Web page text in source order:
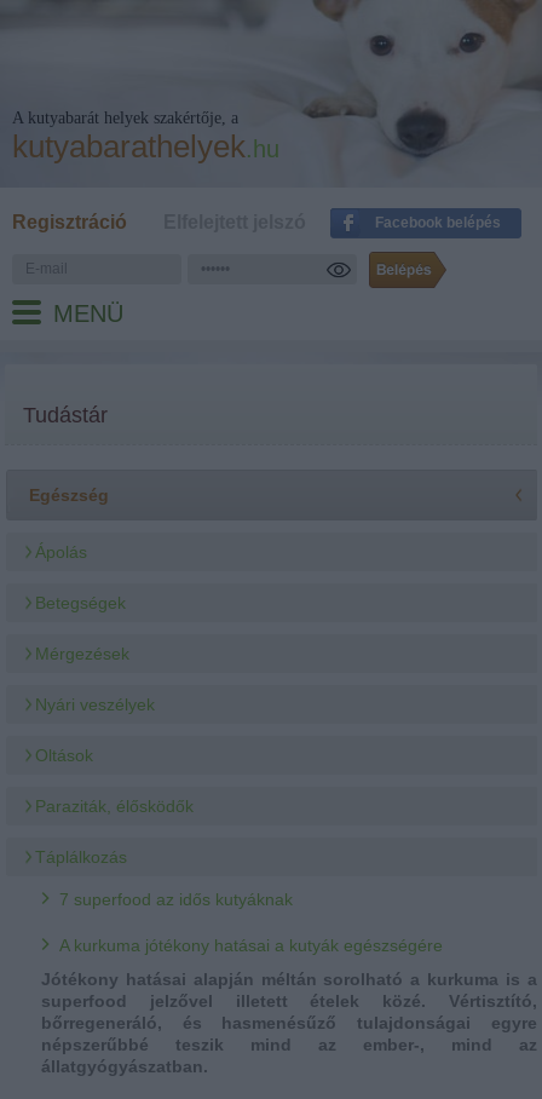
A kutyabarát helyek szakértője, a
kutyabarathelyek.hu
Regisztráció Facebook belépés
MENÜ
Tudástár
Egészség
Ápolás
Betegségek
Mérgezések
Nyári veszélyek
Oltások
Paraziták, élősködők
Táplálkozás
7 superfood az idős kutyáknak
A kurkuma jótékony hatásai a kutyák egészségére
Jótékony hatásai alapján méltán sorolható a kurkuma is a
superfood jelzővel illetett ételek közé. Vértisztító,
bőrregeneráló, és hasmenésűző tulajdonságai egyre
népszerűbbé teszik mind az ember-, mind az
állatgyógyászatban.